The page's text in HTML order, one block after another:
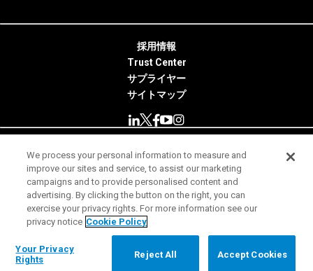
採用情報
Trust Center
サプライヤー
サイトマップ
© 2026 Minitab, LLC. All Rights Reserved.
使用条件
プライバシー通知
法務
We process your personal information to measure and
improve our sites and service, to assist our marketing
campaigns and to provide personalised content and
advertising. By clicking the button on the right, you can
exercise your privacy rights. For more information see our
privacy notice Cookie Policy
Your Privacy
Rights
Reject All Accept Cookies